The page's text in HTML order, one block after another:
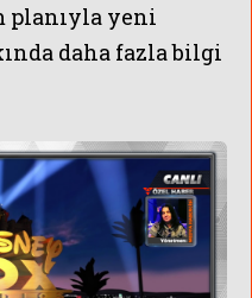
planıyla yeni
daha fazla bilgi